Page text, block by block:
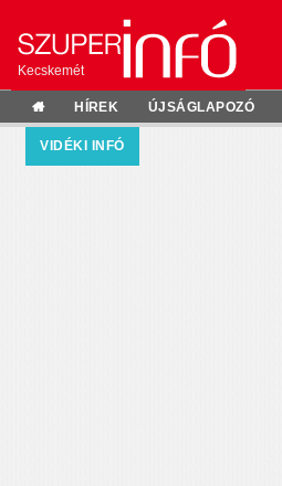
Kecskemét
HÍREK ÚJSÁGLAPOZÓ
VIDÉKI INFÓ